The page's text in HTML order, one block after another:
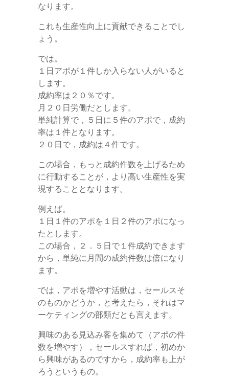
なります。
これも生産性向上に貢献できることでし
ょう。
では。
１日アポが１件しか入らない人がいると
します。
成約率は２０％です。
月２０日労働だとします。
単純計算で，５日に５件のアポで，成約
率は１件となります。
２０日で，成約は４件です。
この場合，もっと成約件数を上げるため
に行動することが，より高い生産性を実
現することとなります。
例えば。
１日１件のアポを１日２件のアポになっ
たとします。
この場合，２．５日で１件成約できます
から，単純に月間の成約件数は倍になり
ます。
では，アポを増やす活動は，セールスそ
のものかどうか，と考えたら，それはマ
ーケティングの部類だとも言えます。
興味のある見込み客を集めて（アポの件
数を増やす），セールスすれば，初めか
ら興味があるのですから，成約率も上が
ろうというもの。